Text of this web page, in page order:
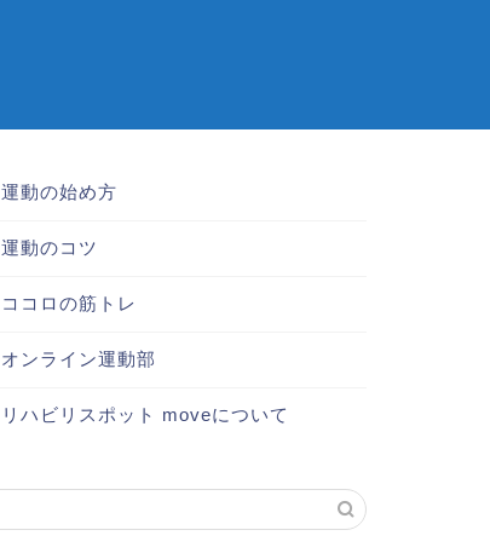
運動の始め方
運動のコツ
ココロの筋トレ
オンライン運動部
リハビリスポット moveについて